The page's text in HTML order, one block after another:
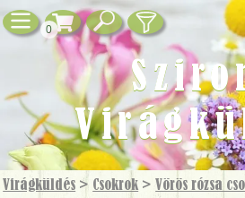
0
Virágküldés > Csokrok > Vörös rózsa